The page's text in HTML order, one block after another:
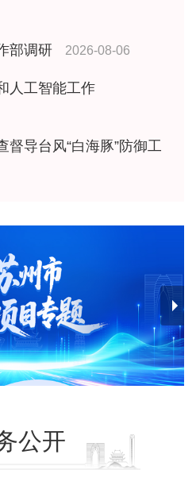
部调研 2026-08-06
人工智能工作
督导台风“白海豚”防御工
公开